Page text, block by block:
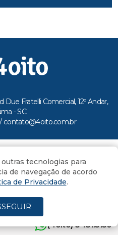
Due Fratelli Comercial, 12º Andar,
- SC
contato@4oito.com.br
ao Portal 4oito
(4oito) 3431.5150
tecnologias para
de navegação de acordo
de Privacidade.